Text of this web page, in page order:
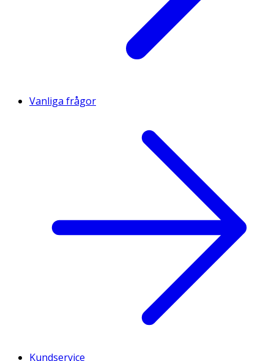
Vanliga frågor
Kundservice